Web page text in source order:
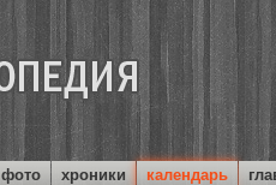
фото хроники календарь